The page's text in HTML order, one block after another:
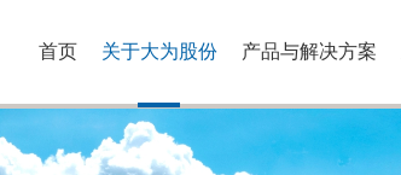
首页 关于大为股份 产品与解决方案